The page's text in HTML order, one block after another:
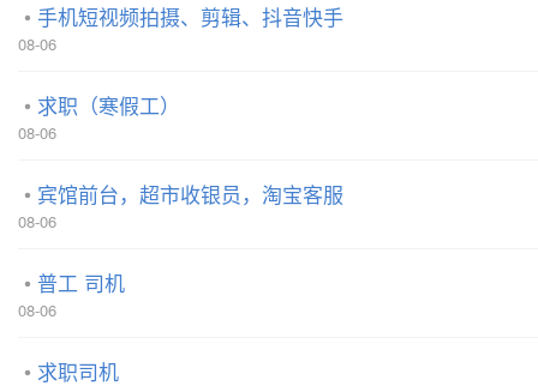
手机短视频拍摄、剪辑、抖音快手
08-06
求职（寒假工）
08-06
宾馆前台，超市收银员，淘宝客服
08-06
普工 司机
08-06
求职司机